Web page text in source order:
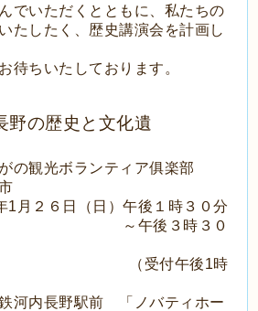
でいただくとともに、私たちの
たしたく、歴史講演会を計画し
待ちいたしております。
野の歴史と文化遺
観光ボランティア俱楽部
1 月２６日（日）午後１時３０分
～午後３時３０
（受付午後1時
）
河内長野駅前 「ノバティホー